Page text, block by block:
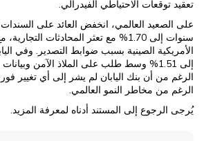
تعقيد توقعات الاحتياطي الفيدرالي.
سنوات إلى 1.70% مع تعثر المحادثات
الأمريكية الصينية بسبب ضوابط التصدير. وفي
إلى 1.51% وسط طلب على الملاذ الآمن
الرغم من أن بنك اليابان لم يشر إلى أي تغيير
الرغم من مخاطر النمو العالمي.
يُرجى الرجوع إلى المستند أدناه لمعرفة المزيد.